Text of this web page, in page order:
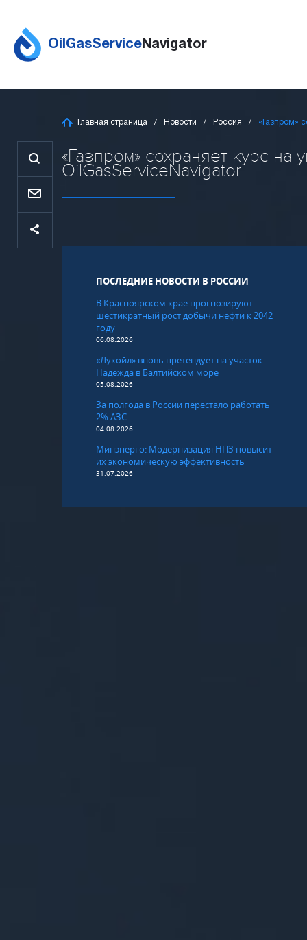
OilGasServiceNavigator
Главная страница Новости Россия «Газпром»
«Газпром» сохраняет курс
OilGasServiceNavigator
ПОСЛЕДНИЕ НОВОСТИ В РОССИИ
В Красноярском крае прогнозируют
шестикратный рост добычи нефти к 2042
году
06.08.2026
«Лукойл» вновь претендует на участок
Надежда в Балтийском море
05.08.2026
За полгода в России перестало работать
2% АЗС
04.08.2026
Минэнерго: Модернизация НПЗ повысит
их экономическую эффективность
31.07.2026